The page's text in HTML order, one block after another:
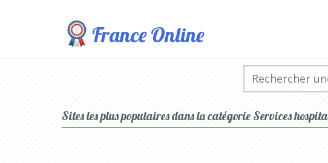
France Online
Sites les plus populaires dans la catégorie Services